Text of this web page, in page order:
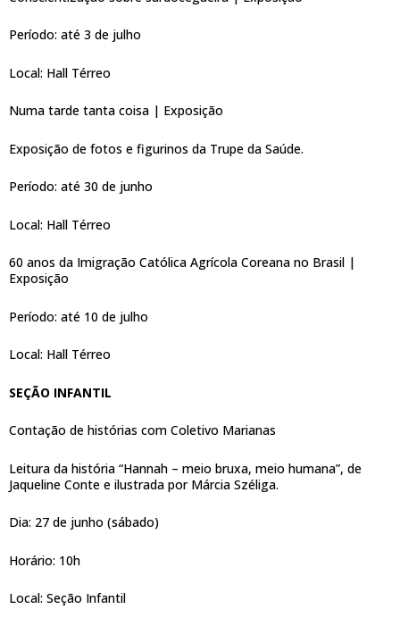
Período: até 3 de julho
Local: Hall Térreo
Numa tarde tanta coisa | Exposição
Exposição de fotos e figurinos da Trupe da Saúde.
Período: até 30 de junho
Local: Hall Térreo
60 anos da Imigração Católica Agrícola Coreana no Brasil |
Exposição
Período: até 10 de julho
Local: Hall Térreo
SEÇÃO INFANTIL
Contação de histórias com Coletivo Marianas
Leitura da história “Hannah – meio bruxa, meio humana”, de
Jaqueline Conte e ilustrada por Márcia Széliga.
Dia: 27 de junho (sábado)
Horário: 10h
Local: Seção Infantil